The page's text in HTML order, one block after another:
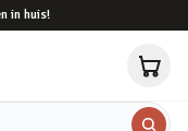
in huis!